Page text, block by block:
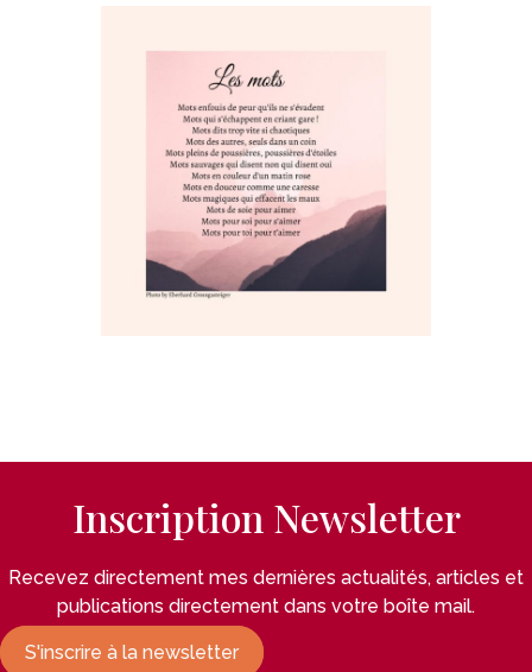
Inscription Newsletter
Recevez directement mes dernières actualités, articles et
publications directement dans votre boîte mail.
S'inscrire à la newsletter